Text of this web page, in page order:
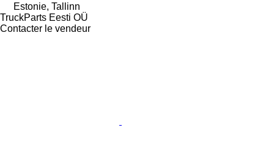
Estonie, Tallinn
TruckParts Eesti OÜ
Contacter le vendeur